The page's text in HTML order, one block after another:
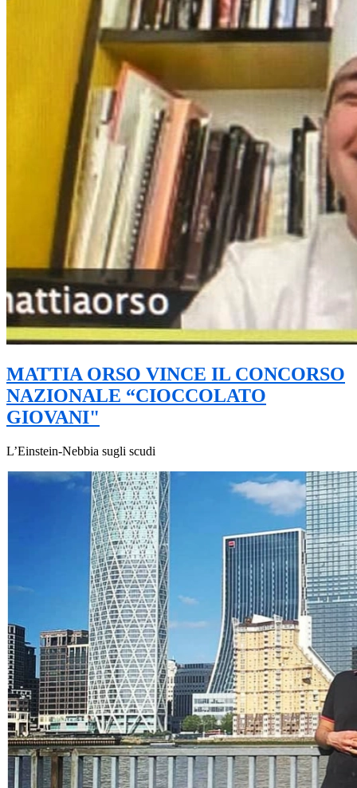
MATTIA ORSO VINCE IL CONCORSO
NAZIONALE “CIOCCOLATO
GIOVANI"
L’Einstein-Nebbia sugli scudi